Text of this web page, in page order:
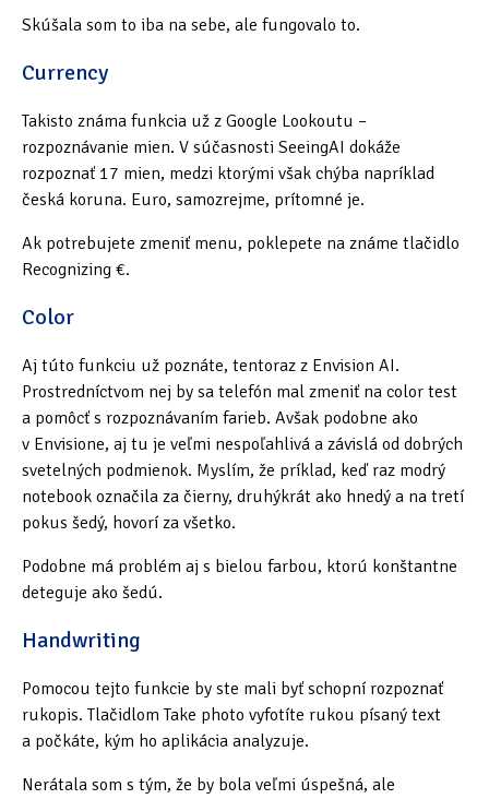
Skúšala som to iba na sebe, ale fungovalo to.
Currency
Takisto známa funkcia už z Google Lookoutu –
rozpoznávanie mien. V súčasnosti SeeingAI dokáže
rozpoznať 17 mien, medzi ktorými však chýba napríklad
česká koruna. Euro, samozrejme, prítomné je.
Ak potrebujete zmeniť menu, poklepete na známe tlačidlo
Recognizing €.
Color
Aj túto funkciu už poznáte, tentoraz z Envision AI.
Prostredníctvom nej by sa telefón mal zmeniť na color test
a pomôcť s rozpoznávaním farieb. Avšak podobne ako
v Envisione, aj tu je veľmi nespoľahlivá a závislá od dobrých
svetelných podmienok. Myslím, že príklad, keď raz modrý
notebook označila za čierny, druhýkrát ako hnedý a na tretí
pokus šedý, hovorí za všetko.
Podobne má problém aj s bielou farbou, ktorú konštantne
deteguje ako šedú.
Handwriting
Pomocou tejto funkcie by ste mali byť schopní rozpoznať
rukopis. Tlačidlom Take photo vyfotíte rukou písaný text
a počkáte, kým ho aplikácia analyzuje.
Nerátala som s tým, že by bola veľmi úspešná, ale